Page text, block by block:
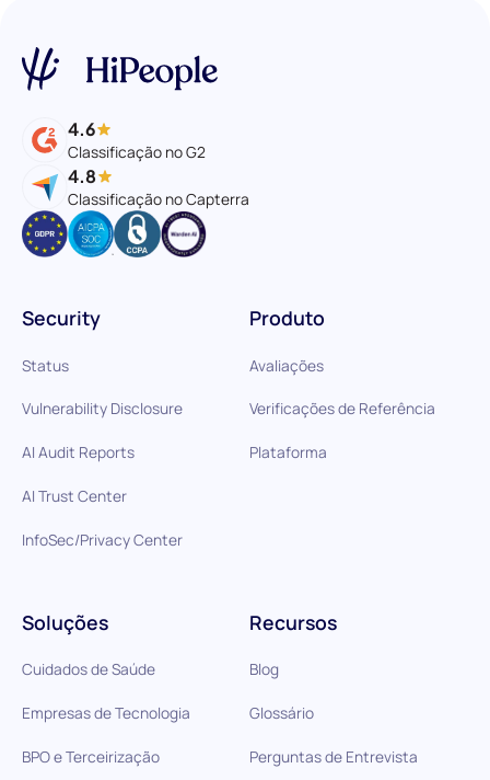
4.6
Classificação no G2
4.8
Classificação no Capterra
Produto
Avaliações
Verificações de Referência
Plataforma
Soluções
Cuidados de Saúde
Empresas de Tecnologia
BPO e Terceirização
Recursos
Blog
Glossário
Perguntas de Entrevista
Security
Status
Vulnerability Disclosure
AI Audit Reports
AI Trust Center
InfoSec/Privacy Center